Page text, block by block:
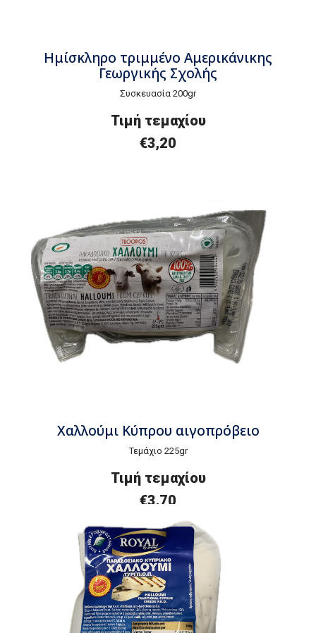
Ημίσκληρο τριμμένο Αμερικάνικης
Γεωργικής Σχολής
Συσκευασία 200gr
Τιμή τεμαχίου
€3,20
Χαλλούμι Κύπρου αιγοπρόβειο
Τεμάχιο 225gr
Τιμή τεμαχίου
€3,70